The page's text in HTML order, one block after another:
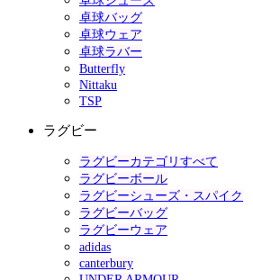
卓球バッグ
卓球ウェア
卓球ラバー
Butterfly
Nittaku
TSP
ラグビー
ラグビーカテゴリすべて
ラグビーボール
ラグビーシューズ・スパイク
ラグビーバッグ
ラグビーウェア
adidas
canterbury